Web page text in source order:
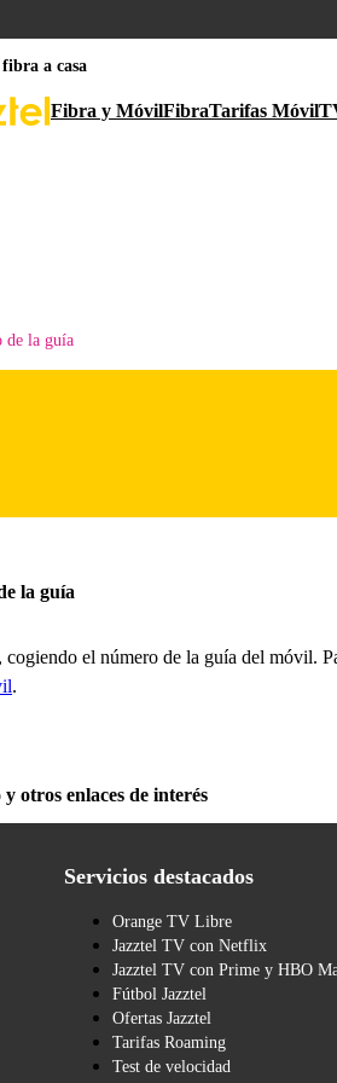
a casa
Fibra y MóvilFibraTarifas Móvil
de la guía
la guía
cogiendo el número de la guía del móvil.
.
otros enlaces de interés
Servicios destacados
Orange TV Libre
Jazztel TV con Netflix
Jazztel TV con Prime y HBO
Fútbol Jazztel
Ofertas Jazztel
Tarifas Roaming
Test de velocidad